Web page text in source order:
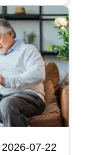
2026-07-22